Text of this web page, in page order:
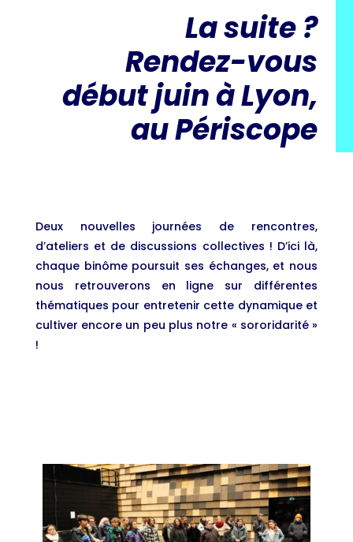
La suite ?
Rendez-vous
début juin à Lyon,
au Périscope
Deux nouvelles journées de rencontres,
d’ateliers et de discussions collectives ! D’ici là,
chaque binôme poursuit ses échanges, et nous
nous retrouverons en ligne sur différentes
thématiques pour entretenir cette dynamique et
cultiver encore un peu plus notre « sororidarité »
!